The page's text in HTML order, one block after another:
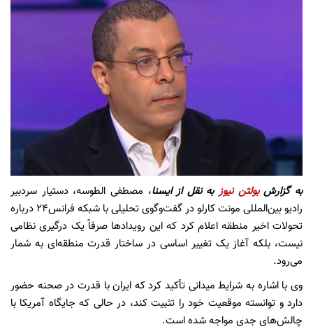
به گزارشبولتن نیوزبه نقل از ایسنا، مصطفی الطوسه، دستیار سردبیر
رادیو بین‌المللی مونت کارلو در گفت‌وگوی تحلیلی با شبکه فرانس۲۴ درباره
تحولات اخیر منطقه اعلام کرد که این رویدادها صرفاً یک درگیری نظامی
نیست، بلکه آغاز یک تغییر اساسی در ساختار قدرت منطقه‌ای به شمار
می‌رود.
وی با اشاره به شرایط میدانی تأکید کرد که ایران با قدرت در صحنه حضور
دارد و توانسته موقعیت خود را تثبیت کند، در حالی که جایگاه آمریکا با
چالش‌های جدی مواجه شده است.